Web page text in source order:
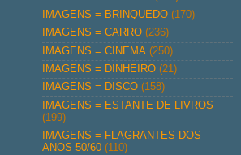
IMAGENS = BRINQUEDO (170)
IMAGENS = CARRO (236)
IMAGENS = CINEMA (250)
IMAGENS = DINHEIRO (21)
IMAGENS = DISCO (158)
IMAGENS = ESTANTE DE LIVROS
(199)
IMAGENS = FLAGRANTES DOS
ANOS 50/60 (110)